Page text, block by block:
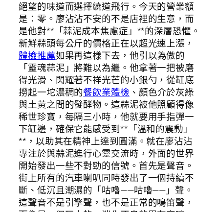
絕望的味道而選擇繞道飛行。今天的營業額
是：零。廖沾沾不安的不是店裡的生意，而
是他對**「蒜泥成本焦慮症」**的深層恐懼。
新鮮蒜頭每公斤的價格正在以超光速上漲，
體檢推薦如果再這樣下去，他引以為傲的
「靈魂蒜泥」將難以為繼。他拿著一把被磨
得光滑、閃耀著不祥光芒的小銀勺，從缸底
撈起一坨濃稠的餐飲業體檢 、顏色介於灰綠
與土黃之間的發酵物。這蒜泥被他照顧得像
稀世珍寶，每隔三小時，他就要用手指彈一
下缸邊，確保它能感受到**「溫和的震動」
**，以助其在精神上達到圓滿。就在廖沾沾
專注於與蒜泥進行心靈交流時，外面的世界
開始發出一些不對勁的信號。首先是聲音。
街上所有的汽車喇叭同時發出了一個持續不
斷、低沉且潮濕的「咕嚕——咕嚕——」聲。
這聲音不是引擎聲，也不是正常的鳴笛聲，